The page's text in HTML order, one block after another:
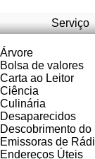
Serviço
Árvore
Bolsa de valores
Carta ao Leitor
Ciência
Culinária
Desaparecidos
Descobrimento do
Emissoras de
Endereços Úteis